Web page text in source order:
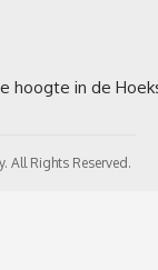
All Rights Reserved.